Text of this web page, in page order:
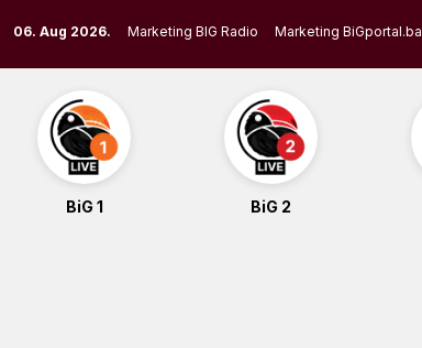
to
content
06. Aug 2026. Marketing BIG Radio Marketing BiGportal.ba
BiG 1 BiG 2